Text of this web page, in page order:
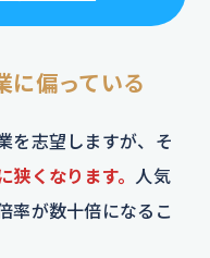
偏っている
を志望しますが、そ
くなります。 人気
率が数十倍になるこ